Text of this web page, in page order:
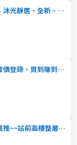
花蓮房仲推薦 3 ：吉安、沐光靜居、全新、二房、有永久棟距的華廈
花蓮房仲推薦 3 ：低於實價登錄、買到賺到、慈惠、溪畔步道、店面透天
花蓮房仲推薦 2 好案推推推~~站前高樓整層景觀辦公室